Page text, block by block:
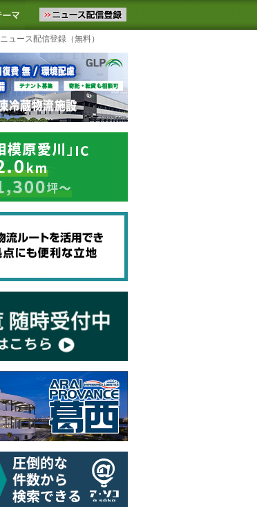
けします。物流ニュースメール配信を登録す
追加 よく見るテーマ
ニュース配信登録（無料）